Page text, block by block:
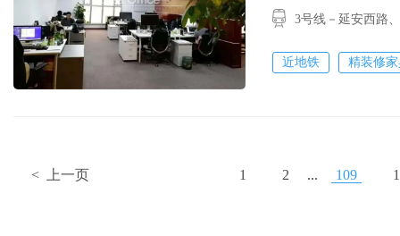
3号线－延安西路
近地铁 精装修
1 2 ... 109
< 上一页